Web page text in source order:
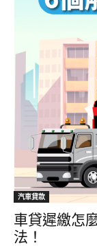
汽車貸款
車貸遲繳怎
法！